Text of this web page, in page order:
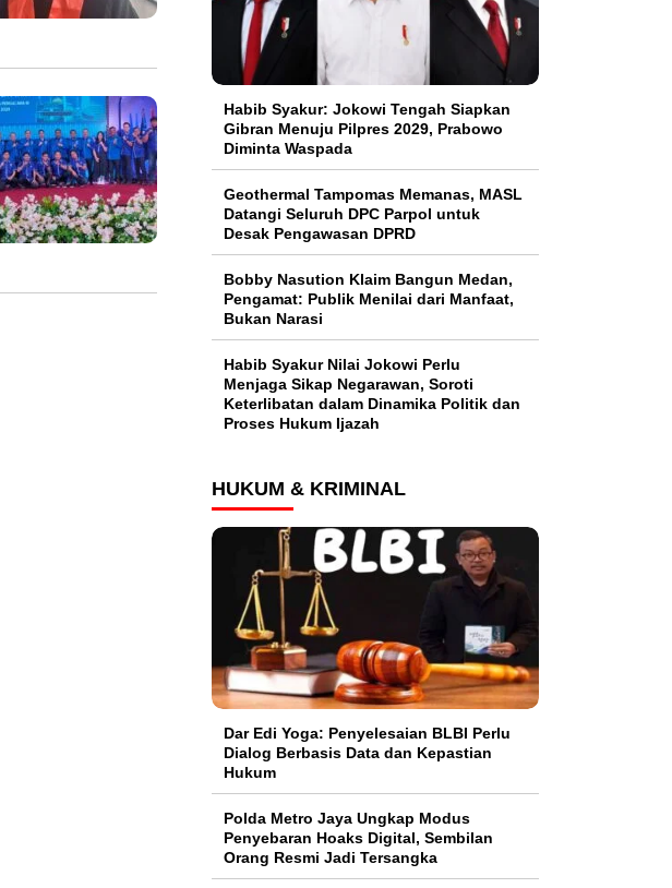
Habib Syakur: Jokowi Tengah Siapkan
Gibran Menuju Pilpres 2029, Prabowo
Diminta Waspada
Geothermal Tampomas Memanas, MASL
Datangi Seluruh DPC Parpol untuk
Desak Pengawasan DPRD
Bobby Nasution Klaim Bangun Medan,
Pengamat: Publik Menilai dari Manfaat,
Bukan Narasi
Habib Syakur Nilai Jokowi Perlu
Menjaga Sikap Negarawan, Soroti
Keterlibatan dalam Dinamika Politik dan
Proses Hukum Ijazah
HUKUM & KRIMINAL
Dar Edi Yoga: Penyelesaian BLBI Perlu
Dialog Berbasis Data dan Kepastian
Hukum
Polda Metro Jaya Ungkap Modus
Penyebaran Hoaks Digital, Sembilan
Orang Resmi Jadi Tersangka